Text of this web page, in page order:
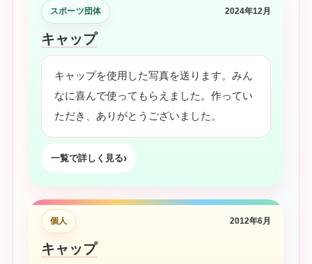
スポーツ団体 2024年12月
キャップ
キャップを使用した写真を送ります。みん
なに喜んで使ってもらえました。作ってい
ただき、ありがとうございました。
一覧で詳しく見る
個人 2012年6月
キャップ